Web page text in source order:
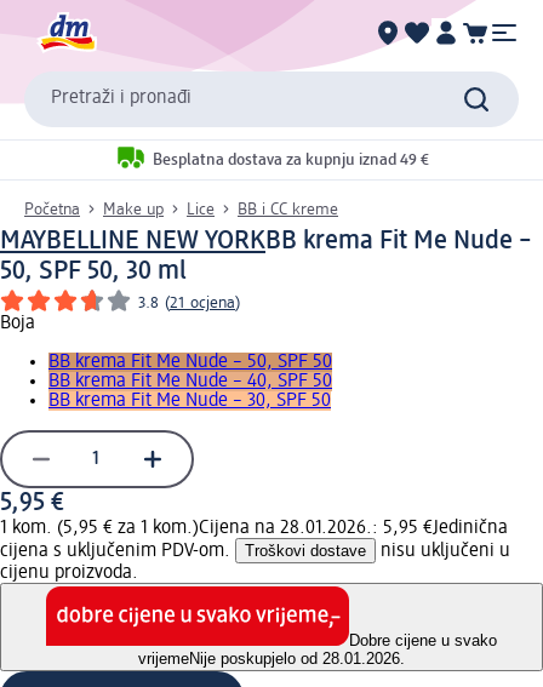
Pretraži i pronađi
Besplatna dostava za kupnju iznad 49 €
Početna Make up Lice BB i CC kreme
MAYBELLINE NEW YORKBB krema Fit Me Nude –
50, SPF 50, 30 ml
3.8 (21 ocjena)
Boja
BB krema Fit Me Nude – 50, SPF 50
BB krema Fit Me Nude – 40, SPF 50
BB krema Fit Me Nude – 30, SPF 50
5,95 €
1 kom. (5,95 € za 1 kom.)Cijena na 28.01.2026.: 5,95 €Jedinična
cijena s uključenim PDV-om.
Troškovi dostave
nisu uključeni u
cijenu proizvoda.
Dobre cijene u svako
vrijemeNije poskupjelo od 28.01.2026.